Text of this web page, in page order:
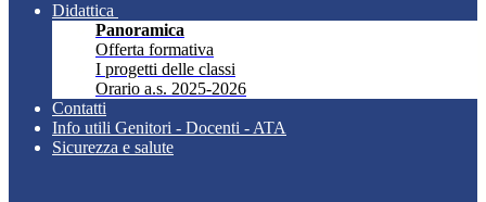
Didattica
Panoramica
Offerta formativa
I progetti delle classi
Orario a.s. 2025-2026
Contatti
Info utili Genitori - Docenti - ATA
Sicurezza e salute